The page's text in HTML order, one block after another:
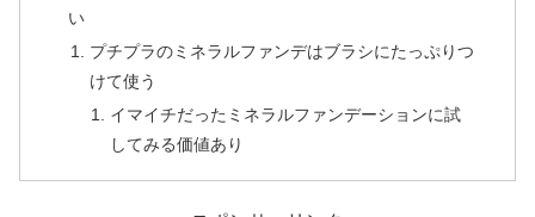
い
プチプラのミネラルファンデはブラシにたっぷりつ
けて使う
イマイチだったミネラルファンデーションに試
してみる価値あり